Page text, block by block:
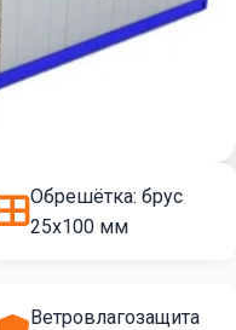
Обрешётка: брус
25х100 мм
Ветровлагозащита